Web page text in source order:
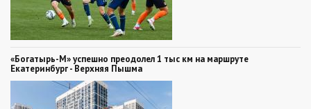
«Богатырь-М» успешно преодолел 1 тыс км на маршруте
Екатеринбург - Верхняя Пышма